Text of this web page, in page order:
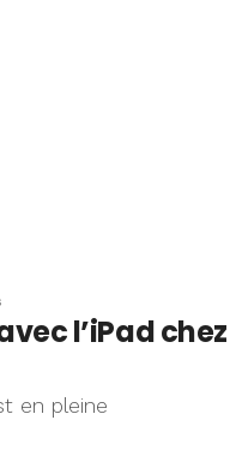
l’iPad chez
en pleine